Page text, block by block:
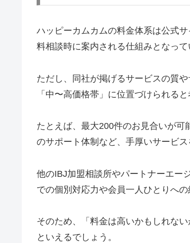
ハッピーカムカムの料金体系は公式
料相談時に案内される仕組みとなって
ただし、同社が掲げるサービスの質
「中〜高価格帯」に位置づけられると
たとえば、最大200件のお見合いが可
のサポート体制など、手厚いサービ
他のIBJ加盟相談所やパートナーエー
での個別対応力や会員一人ひとりへの
そのため、「料金は高いかもしれな
といえるでしょう。